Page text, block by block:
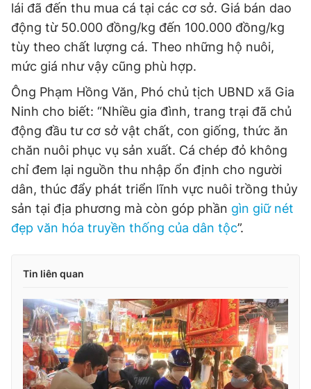
lái đã đến thu mua cá tại các cơ sở. Giá bán dao
động từ 50.000 đồng/kg đến 100.000 đồng/kg
tùy theo chất lượng cá. Theo những hộ nuôi,
mức giá như vậy cũng phù hợp.
Ông Phạm Hồng Văn, Phó chủ tịch UBND xã Gia
Ninh cho biết: “Nhiều gia đình, trang trại đã chủ
động đầu tư cơ sở vật chất, con giống, thức ăn
chăn nuôi phục vụ sản xuất. Cá chép đỏ không
chỉ đem lại nguồn thu nhập ổn định cho người
dân, thúc đẩy phát triển lĩnh vực nuôi trồng thủy
sản tại địa phương mà còn góp phần gìn giữ nét
đẹp văn hóa truyền thống của dân tộc”.
Tin liên quan